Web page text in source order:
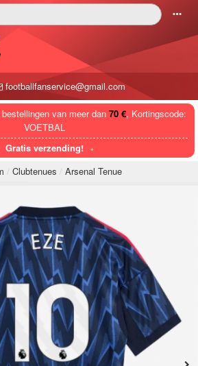
󰄒
footballfanservice@gmail.com
van meer dan 70 €, Kortingscode:
VOETBAL
Gratis verzending!
Clubtenues Arsenal Tenue